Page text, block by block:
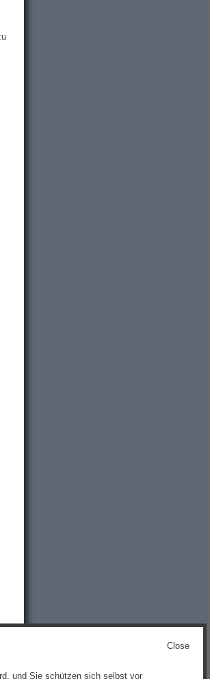
Close
und Sie schützen sich selbst vor